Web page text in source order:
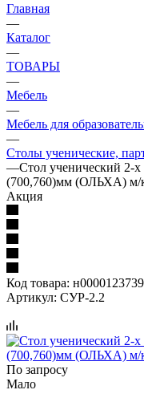
Главная
—
Каталог
—
ТОВАРЫ
—
Мебель
—
Мебель для
—
Столы ученические,
—Стол ученический 2-х
(700,760)мм (ОЛЬХА) м/
Акция
Код товара: н0000123739
Артикул: СУР-2.2
По запросу
Мало